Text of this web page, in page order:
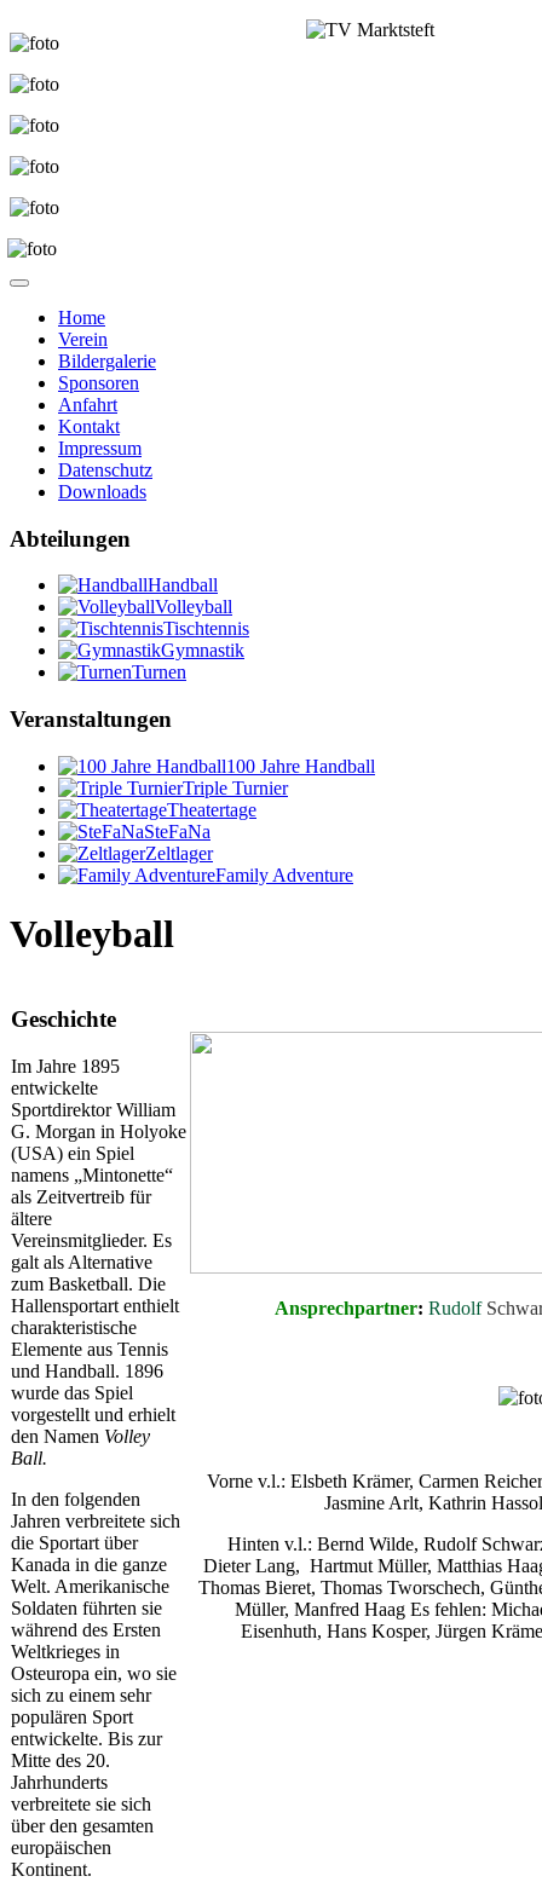
Home
Verein
Bildergalerie
Sponsoren
Anfahrt
Kontakt
Impressum
Datenschutz
Downloads
Abteilungen
Handball
Volleyball
Tischtennis
Gymnastik
Turnen
Veranstaltungen
100 Jahre Handball
Triple Turnier
Theatertage
SteFaNa
Zeltlager
Family Adventure
Volleyball
Geschichte
Im Jahre 1895
entwickelte
Sportdirektor William
G. Morgan in Holyoke
(USA) ein Spiel
namens „Mintonette“
als Zeitvertreib für
ältere
Vereinsmitglieder. Es
galt als Alternative
zum Basketball. Die
Hallensportart enthielt
charakteristische
Elemente aus Tennis
und Handball. 1896
wurde das Spiel
vorgestellt und erhielt
den Namen Volley
Ball.
In den folgenden
Jahren verbreitete sich
die Sportart über
Kanada in die ganze
Welt. Amerikanische
Soldaten führten sie
während des Ersten
Weltkrieges in
Osteuropa ein, wo sie
sich zu einem sehr
populären Sport
entwickelte. Bis zur
Mitte des 20.
Jahrhunderts
verbreitete sie sich
über den gesamten
europäischen
Kontinent.
Ansprechpartner: Rudolf
Vorne v.l.: Elsbeth Krämer, Carmen
Jasmine Arlt, Kathrin
Hinten v.l.: Bernd Wilde, Rudolf
Dieter Lang, Hartmut Müller, Matthias
Thomas Bieret, Thomas Tworschech,
Müller, Manfred Haag Es fehlen:
Eisenhuth, Hans Kosper, Jürgen